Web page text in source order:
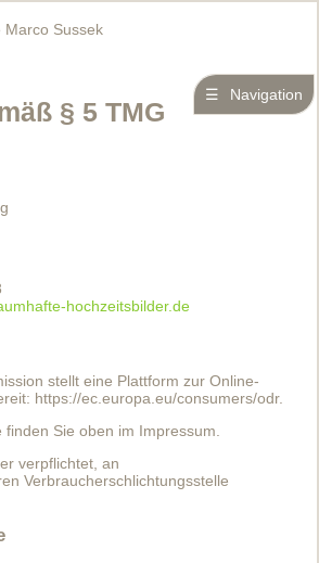
☰ Navigation
§ 5 TMG
hochzeitsbilder.de
stellt eine Plattform zur Online-
https://ec.europa.eu/consumers/odr.
Sie oben im Impressum.
verpflichtet, an
Verbraucherschlichtungsstelle